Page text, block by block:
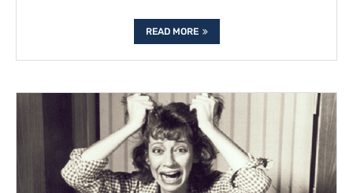
READ MORE